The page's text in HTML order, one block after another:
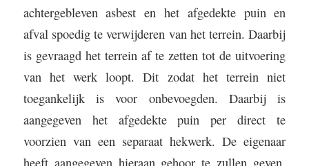
achtergebleven asbest en het afgedekte puin en
afval spoedig te verwijderen van het terrein. Daarbij
is gevraagd het terrein af te zetten tot de uitvoering
van het werk loopt. Dit zodat het terrein niet
toegankelijk is voor onbevoegden. Daarbij is
aangegeven het afgedekte puin per direct te
voorzien van een separaat hekwerk. De eigenaar
heeft aangegeven hieraan gehoor te zullen geven.